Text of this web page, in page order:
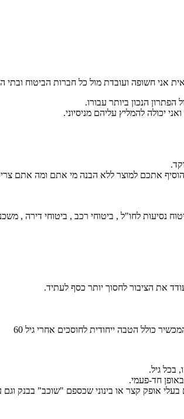
אני חשופה ועובדת מול כל חברות הביטוח ובתי
הנכון ביותר עבורו.
יכולה להמליץ עליהם מניסיוני.
אתכם למוצר ללא הבנה מי אתם ומה אתם
נסיעות לחו"ל , ביטוחי רכב , ביטוחי דירה ,
בכל גיל.
חד-פעמי.
אופק קצר או בינוני שכספם "שוכב" בבנק